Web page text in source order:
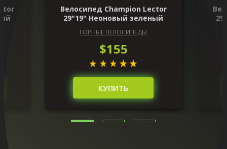
Велосипед Champion Lector
29"19" Неоновый зеленый
ГОРНЫЕ ВЕЛОСИПЕДЫ
$155
КУПИТЬ